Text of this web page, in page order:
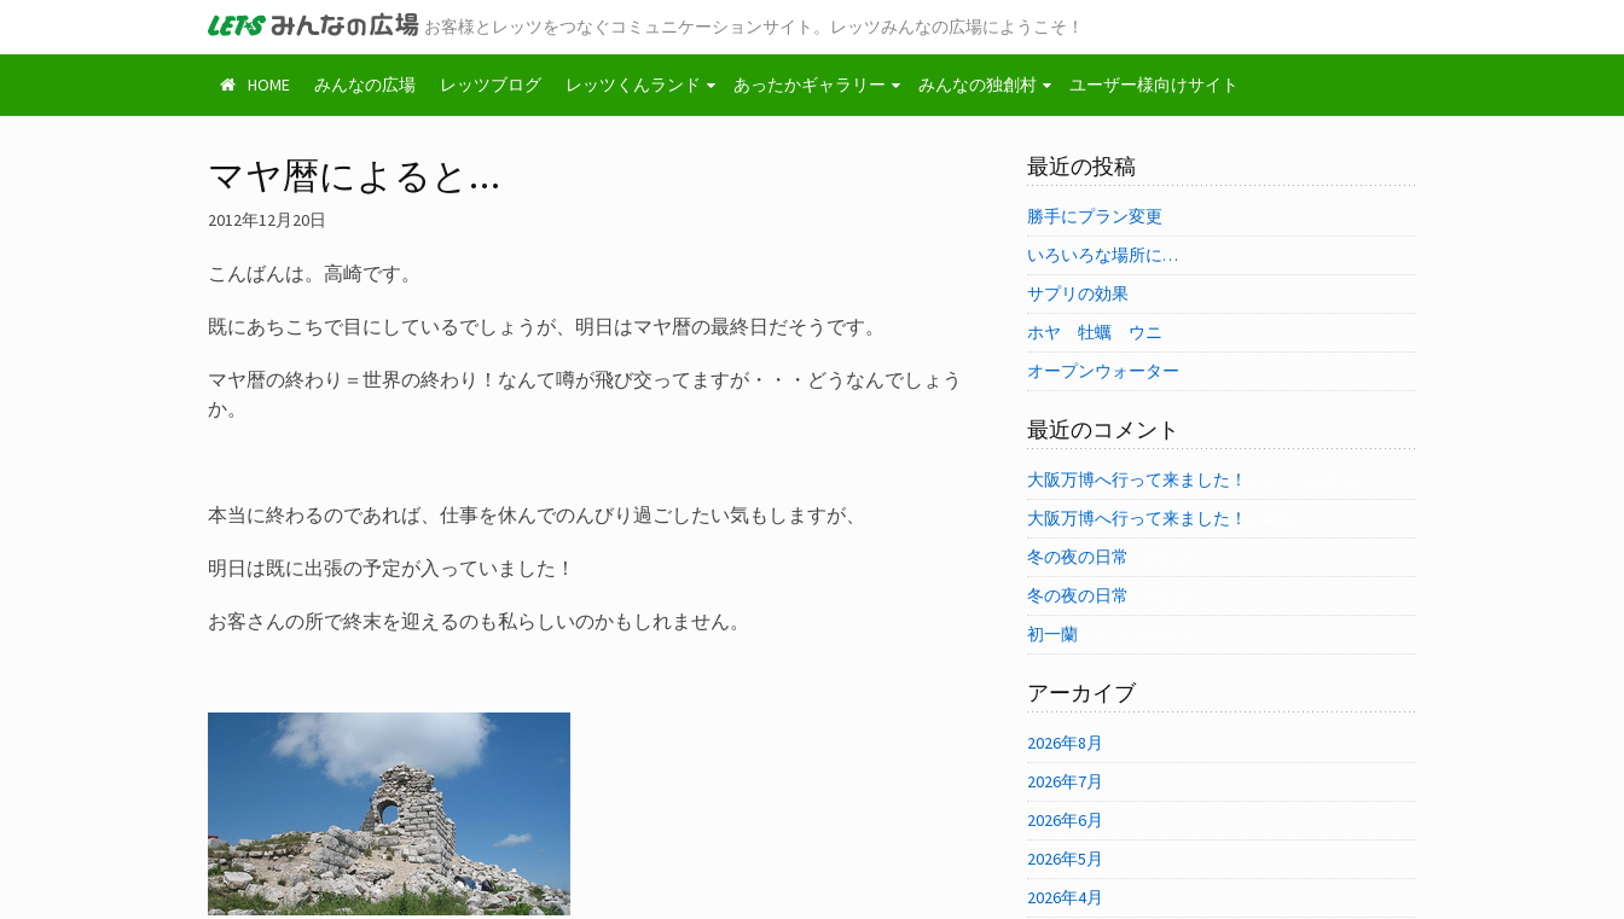
お客様とレッツをつなぐコミュニケーションサイト。レッツみんなの広場にようこそ！
HOME みんなの広場 レッツブログ レッツくんランド あったかギャラリー みんなの独創村 ユーザー様向けサイト
マヤ暦によると…
2012年12月20日
こんばんは。高崎です。
既にあちこちで目にしているでしょうが、明日はマヤ暦の最終日だそうです。
マヤ暦の終わり＝世界の終わり！なんて噂が飛び交ってますが・・・どうなんでしょう
か。
本当に終わるのであれば、仕事を休んでのんびり過ごしたい気もしますが、
明日は既に出張の予定が入っていました！
お客さんの所で終末を迎えるのも私らしいのかもしれません。
最近の投稿
勝手にプラン変更
いろいろな場所に…
サプリの効果
ホヤ 牡蠣 ウニ
オープンウォーター
最近のコメント
大阪万博へ行って来ました！
大阪万博へ行って来ました！
冬の夜の日常
冬の夜の日常
初一蘭
アーカイブ
2026年8月
2026年7月
2026年6月
2026年5月
2026年4月